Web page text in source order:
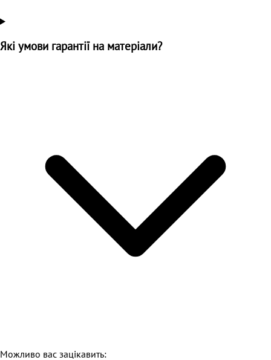
Які умови гарантії на матеріали?
Можливо вас зацікавить: